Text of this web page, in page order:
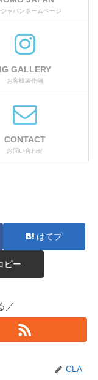
ャパンホームページ
IG GALLERY
お客様製作例
CONTACT
お問い合わせ
はてブ
ピー
／
CLA